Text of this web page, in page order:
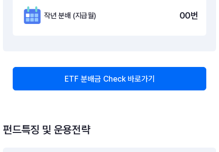
작년 분배 (지급월) 00번
ETF 분배금 Check 바로가기
펀드특징 및 운용전략